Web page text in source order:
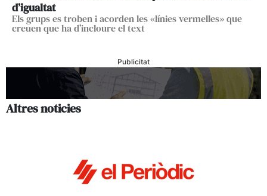
d’igualtat
Els grups es troben i acorden les «línies vermelles» que
creuen que ha d’incloure el text
Publicitat
Altres noticies